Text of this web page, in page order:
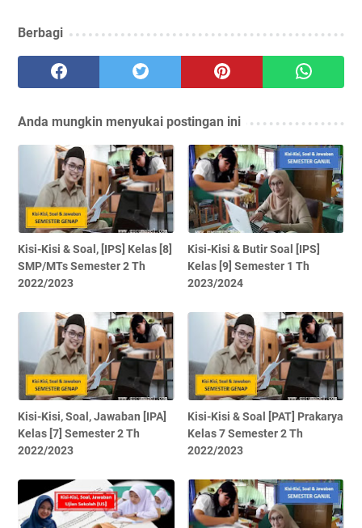
Berbagi
Anda mungkin menyukai postingan ini
Kisi-Kisi & Soal, [IPS] Kelas [8]
SMP/MTs Semester 2 Th
2022/2023
Kisi-Kisi & Butir Soal [IPS]
Kelas [9] Semester 1 Th
2023/2024
Kisi-Kisi, Soal, Jawaban [IPA]
Kelas [7] Semester 2 Th
2022/2023
Kisi-Kisi & Soal [PAT] Prakarya
Kelas 7 Semester 2 Th
2022/2023